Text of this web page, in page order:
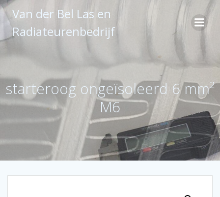
Ga
naar
inhoud
Van der Bel Las en
Radiateurenbedrijf
starteroog ongeïsoleerd 6 mm²
M6